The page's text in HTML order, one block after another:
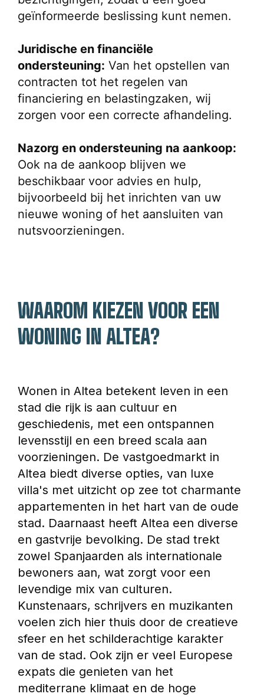
geïnformeerde beslissing kunt nemen.
Juridische en financiële
ondersteuning: Van het opstellen van
contracten tot het regelen van
financiering en belastingzaken, wij
zorgen voor een correcte afhandeling.
Nazorg en ondersteuning na aankoop:
Ook na de aankoop blijven we
beschikbaar voor advies en hulp,
bijvoorbeeld bij het inrichten van uw
nieuwe woning of het aansluiten van
nutsvoorzieningen.
WAAROM KIEZEN VOOR EEN
WONING IN ALTEA?
Wonen in Altea betekent leven in een
stad die rijk is aan cultuur en
geschiedenis, met een ontspannen
levensstijl en een breed scala aan
voorzieningen. De vastgoedmarkt in
Altea biedt diverse opties, van luxe
villa's met uitzicht op zee tot charmante
appartementen in het hart van de oude
stad. Daarnaast heeft Altea een diverse
en gastvrije bevolking. De stad trekt
zowel Spanjaarden als internationale
bewoners aan, wat zorgt voor een
levendige mix van culturen.
Kunstenaars, schrijvers en muzikanten
voelen zich hier thuis door de creatieve
sfeer en het schilderachtige karakter
van de stad. Ook zijn er veel Europese
expats die genieten van het
mediterrane klimaat en de hoge